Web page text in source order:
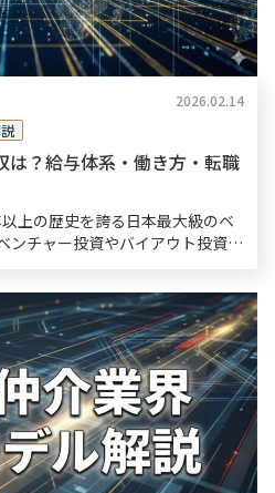
2026.02.14
は？給与体系・働き方・転職
上の歴史を誇る日本最大級のベ
ンチャー投資やバイアウト投資を
万円（2025年3月 […]